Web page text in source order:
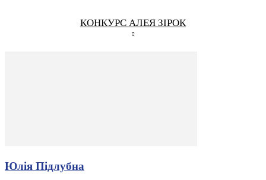
КОНКУРС АЛЕЯ ЗІРОК
Юлія Підлубна